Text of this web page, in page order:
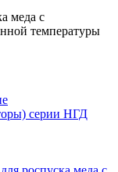
меда с
температуры
серии НГД